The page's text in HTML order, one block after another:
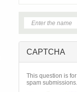
CAPTCHA
This question is
spam submissions.